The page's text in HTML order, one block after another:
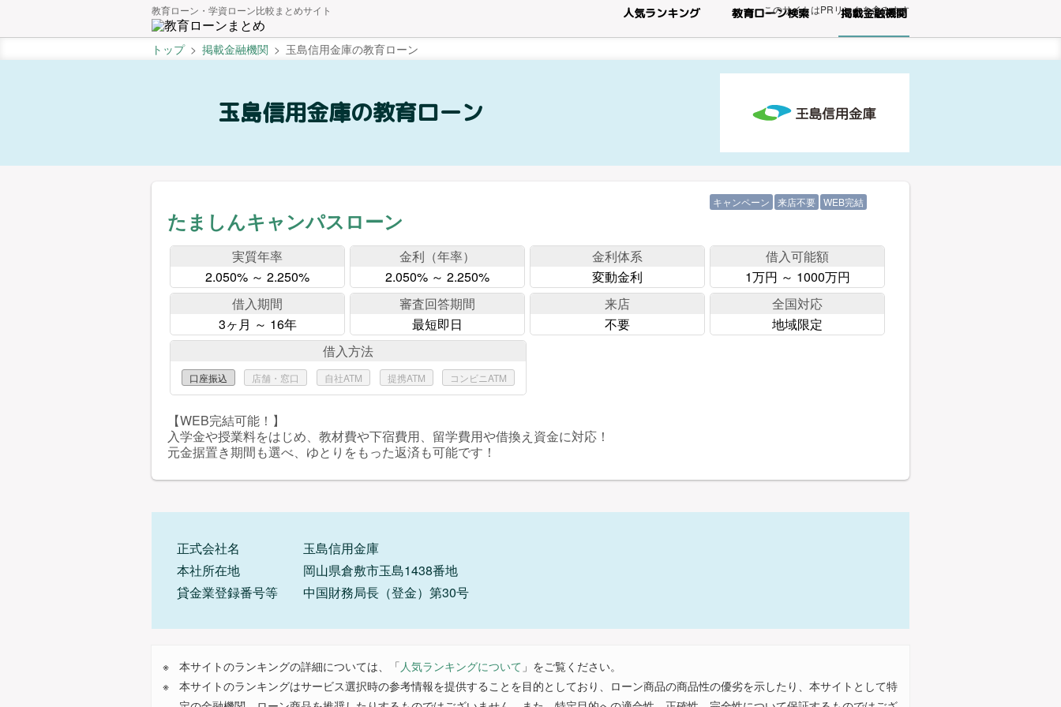
教育ローン・学資ローン比較まとめサイト このサイトはPRリンクを含みます
人気ランキング 教育ローン検索 掲載金融機関
トップ 掲載金融機関 玉島信用金庫の教育ローン
玉島信用金庫の教育ローン
たましんキャンパスローン
実質年率
2.050% ～ 2.250%
金利（年率）
2.050% ～ 2.250%
金利体系
変動金利
借入可能額
1万円 ～ 1000万円
借入期間
3ヶ月 ～ 16年
審査回答期間
最短即日
来店
不要
全国対応
地域限定
借入方法
口座振込 店舗・窓口 自社ATM 提携ATM コンビニATM
【WEB完結可能！】
入学金や授業料をはじめ、教材費や下宿費用、留学費用や借換え資金に対応！
元金据置き期間も選べ、ゆとりをもった返済も可能です！
キャンペーン 来店不要 WEB完結
正式会社名
玉島信用金庫
本社所在地
岡山県倉敷市玉島1438番地
貸金業登録番号等
中国財務局長（登金）第30号
本サイトのランキングの詳細については、「 人気ランキングについて 」をご覧ください。
本サイトのランキングはサービス選択時の参考情報を提供することを目的としており、ローン商品の商品性の優劣を示したり、本サイトとして特